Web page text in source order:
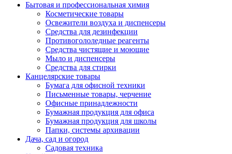
Бытовая и профессиональная химия
Косметические товары
Освежители воздуха и диспенсеры
Средства для дезинфекции
Противогололедные реагенты
Средства чистящие и моющие
Мыло и диспенсеры
Средства для стирки
Канцелярские товары
Бумага для офисной техники
Письменные товары, черчение
Офисные принадлежности
Бумажная продукция для офиса
Бумажная продукция для школы
Папки, системы архивации
Дача, сад и огород
Садовая техника